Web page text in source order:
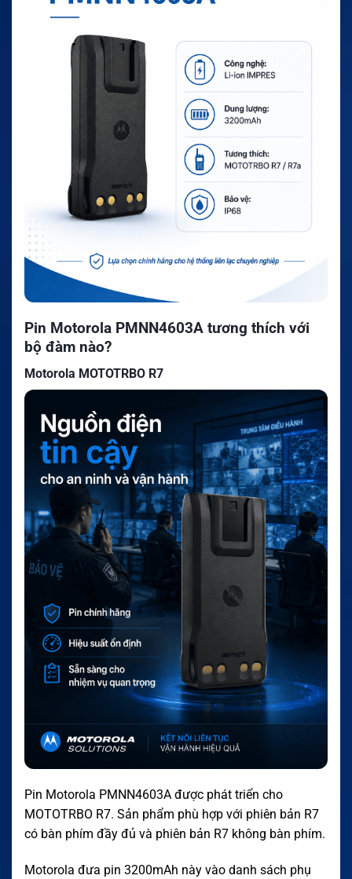
Pin Motorola PMNN4603A tương thích với
bộ đàm nào?
Motorola MOTOTRBO R7
Pin Motorola PMNN4603A được phát triển cho
MOTOTRBO R7. Sản phẩm phù hợp với phiên bản R7
có bàn phím đầy đủ và phiên bản R7 không bàn phím.
Motorola đưa pin 3200mAh này vào danh sách phụ